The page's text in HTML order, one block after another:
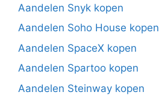
Aandelen Snyk kopen
Aandelen Soho House kopen
Aandelen SpaceX kopen
Aandelen Spartoo kopen
Aandelen Steinway kopen